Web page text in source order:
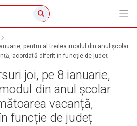
pentru al treilea modul din anul școlar
acordată diferit în funcție de județ
joi, pe 8 ianuarie,
din anul școlar
vacanță,
funcție de județ